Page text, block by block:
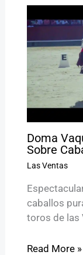
Doma
Sobre
Las Ventas
caballos
toros de las
Read More »